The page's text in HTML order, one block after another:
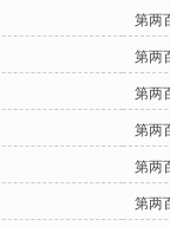
第两
第两
第两
第两
第两
第两